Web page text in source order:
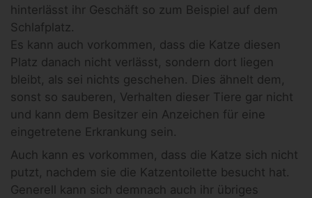
hinterlässt ihr Geschäft so zum Beispiel auf dem
Schlafplatz.
Es kann auch vorkommen, dass die Katze diesen
Platz danach nicht verlässt, sondern dort liegen
bleibt, als sei nichts geschehen. Dies ähnelt dem,
sonst so sauberen, Verhalten dieser Tiere gar nicht
und kann dem Besitzer ein Anzeichen für eine
eingetretene Erkrankung sein.
Auch kann es vorkommen, dass die Katze sich nicht
putzt, nachdem sie die Katzentoilette besucht hat.
Generell kann sich demnach auch ihr übriges